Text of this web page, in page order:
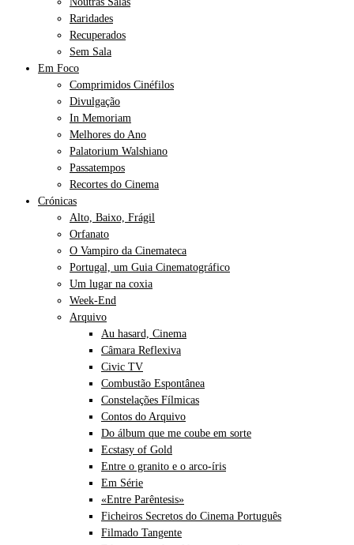
Raridades
Recuperados
Sem Sala
Em Foco
Comprimidos Cinéfilos
Divulgação
In Memoriam
Melhores do Ano
Palatorium Walshiano
Passatempos
Recortes do Cinema
Crónicas
Alto, Baixo, Frágil
Orfanato
O Vampiro da Cinemateca
Portugal, um Guia Cinematográfico
Um lugar na coxia
Week-End
Arquivo
Au hasard, Cinema
Câmara Reflexiva
Civic TV
Combustão Espontânea
Constelações Fílmicas
Contos do Arquivo
Do álbum que me coube em sorte
Ecstasy of Gold
Entre o granito e o arco-íris
Em Série
«Entre Parêntesis»
Ficheiros Secretos do Cinema Português
Filmado Tangente